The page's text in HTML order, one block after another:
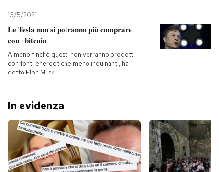
13/5/2021
Le Tesla non si potranno più comprare
con i bitcoin
Almeno finché questi non verranno prodotti
con fonti energetiche meno inquinanti, ha
detto Elon Musk
In evidenza